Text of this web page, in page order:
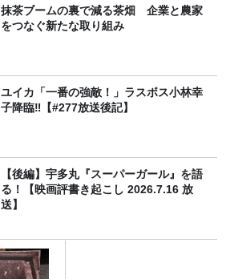
抹茶ブームの裏で減る茶畑 企業と農家
をつなぐ新たな取り組み
ユイカ「一番の強敵！」ラスボス小林幸
子降臨‼【#277放送後記】
【後編】宇多丸『スーパーガール』を語
る！【映画評書き起こし 2026.7.16 放
送】